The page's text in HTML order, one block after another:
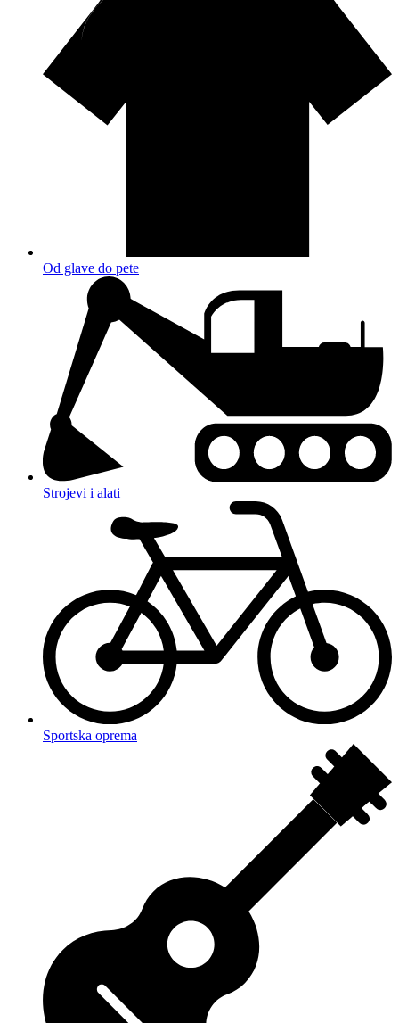
Od glave do pete
Strojevi i alati
Sportska oprema